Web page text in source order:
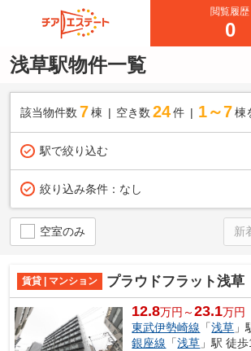
閲覧履歴
0
浅草駅物件一覧
該当物件数 7棟 空き数 24 件 1～7 棟
駅で絞り込む
絞り込み条件： なし
空室のみ
賃貸 | マンション プラウドフラット浅草
12.8万円～23.1万円
東武伊勢崎線 「浅草 」
銀座線 「浅草 」駅 徒